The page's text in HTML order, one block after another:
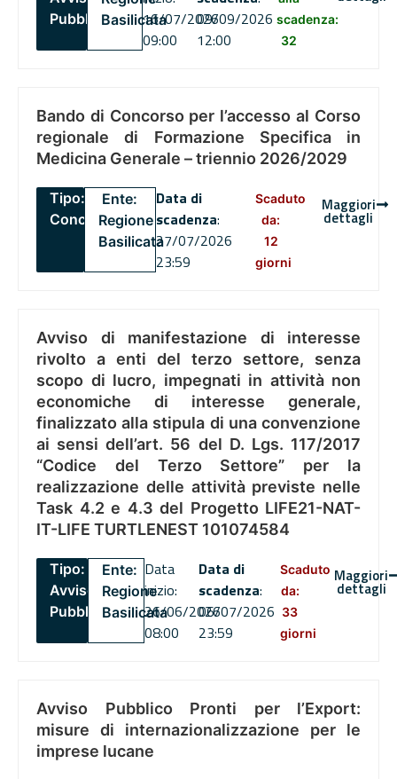
PubblicoBasilicata16/07/2026
09:00
09/09/2026
12:00
scadenza:
32
Bando di Concorso per l’accesso al Corso
regionale di Formazione Specifica in
Medicina Generale – triennio 2026/2029
Tipo:
Concorsi
Ente:
Regione
Basilicata
Data di
scadenza:
27/07/2026
23:59
Scaduto
da:
12
giorni
Maggiori
dettagli
Avviso di manifestazione di interesse
rivolto a enti del terzo settore, senza
scopo di lucro, impegnati in attività non
economiche di interesse generale,
finalizzato alla stipula di una convenzione
ai sensi dell’art. 56 del D. Lgs. 117/2017
“Codice del Terzo Settore” per la
realizzazione delle attività previste nelle
Task 4.2 e 4.3 del Progetto LIFE21-NAT-
IT-LIFE TURTLENEST 101074584
Tipo:
Avviso
Pubblico
Ente:
Regione
Basilicata
Data
inizio:
26/06/2026
08:00
Data di
scadenza:
06/07/2026
23:59
Scaduto
da:
33
giorni
Maggiori
dettagli
Avviso Pubblico Pronti per l’Export:
misure di internazionalizzazione per le
imprese lucane